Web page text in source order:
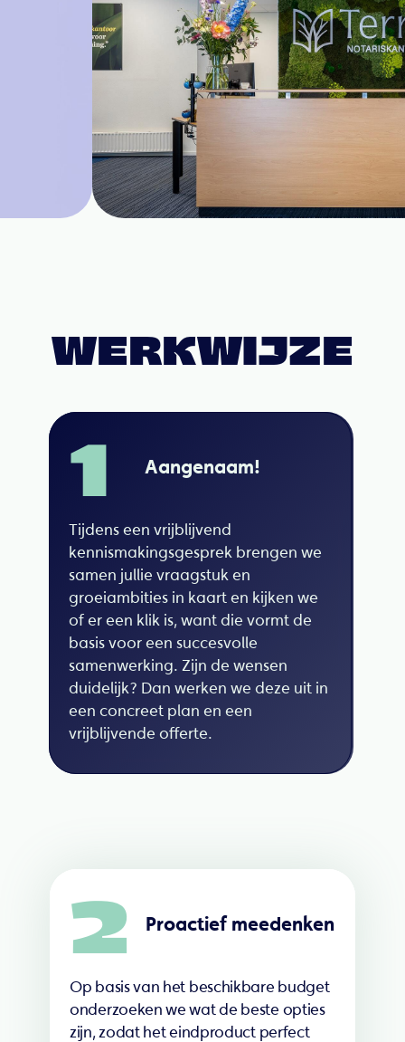
Tijdens een vrijblijvend
kennismakingsgesprek brengen we
samen jullie vraagstuk en
groeiambities in kaart en kijken we
of er een klik is, want die vormt de
basis voor een succesvolle
samenwerking. Zijn de wensen
duidelijk? Dan werken we deze uit in
een concreet plan en een
vrijblijvende offerte.
Aangenaam!
1
Proactief meedenken
Op basis van het beschikbare budget
onderzoeken we wat de beste opties
zijn, zodat het eindproduct perfect
2
WERKWIJZE